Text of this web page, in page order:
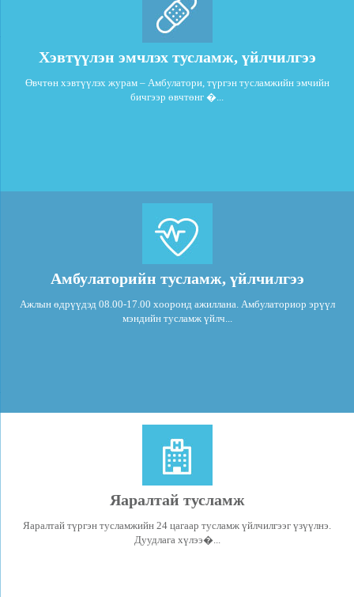
Хэвтүүлэн эмчлэх тусламж, үйлчилгээ
Өвчтөн хэвтүүлэх журам – Амбулатори, түргэн тусламжийн эмчийн
бичгээр өвчтөнг �...
Амбулаторийн тусламж, үйлчилгээ
Ажлын өдрүүдэд 08.00-17.00 хооронд ажиллана. Амбулаториор эрүүл
мэндийн тусламж үйлч...
Яаралтай тусламж
Яаралтай түргэн тусламжийн 24 цагаар тусламж үйлчилгээг үзүүлнэ.
Дуудлага хүлээ�...